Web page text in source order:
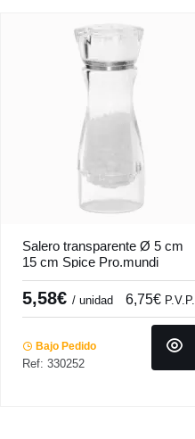
Salero transparente Ø 5 cm
15 cm Spice Pro.mundi
5,58€/ unidad 6,75€ P.V.P.
Bajo Pedido
Ref: 330252